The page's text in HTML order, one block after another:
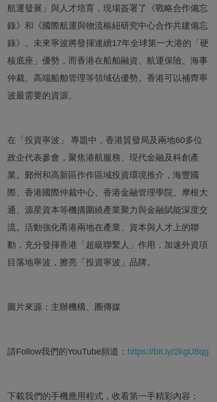
航運發展」與人才培育，現場簽署了《戰略合作備忘
錄》和《國際航運與物流樞紐研究中心合作共建備忘
錄》。未來寧波將發揮連續17年全球第一大港的「硬
核底座」優勢，而香港在船舶融資、航運保險、海事
仲裁、高端船舶管理等領域佔優勢。香港可以補齊寧
波最需要的資源。
在「投資寧波」 專題中，香港貿發局及兩地60多位
政企代表參會，聚焦港航服務、現代金融及科創產
業。鄞州和高新區作作區域投資環境推介，海豐國
際、香港國際仲裁中心、香港金融管理學院、摩根大
通、源星資本等機搆圍繞產業聚力與金融賦能深度交
流。活動強化甬港兩地在產業、資本與人才上的聯
動，充分發揮香港「超級聯繫人」作用，加速外資項
目落地寧波，擦亮「投資寧波」品牌。
圖片來源：主辦機構、圈傳媒
請Follow我們的YouTube頻道： https://bit.ly/2kgU8qg
下載我們的手機應用程式，收看第一手精彩內容：